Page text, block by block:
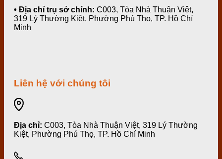
• Địa chỉ trụ sở chính: C003, Tòa Nhà Thuận Việt,
319 Lý Thường Kiệt, Phường Phú Thọ, TP. Hồ Chí
Minh
Liên hệ với chúng tôi
Địa chỉ: C003, Tòa Nhà Thuận Việt, 319 Lý Thường
Kiệt, Phường Phú Thọ, TP. Hồ Chí Minh